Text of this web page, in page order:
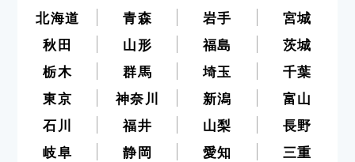
北海道 青森 岩手
宮城
秋田
山形 福島
茨城
栃木
群馬 埼玉
千葉
東京
神奈川 新潟
富山
石川
福井 山梨
長野
岐阜
静岡 愛知
三重